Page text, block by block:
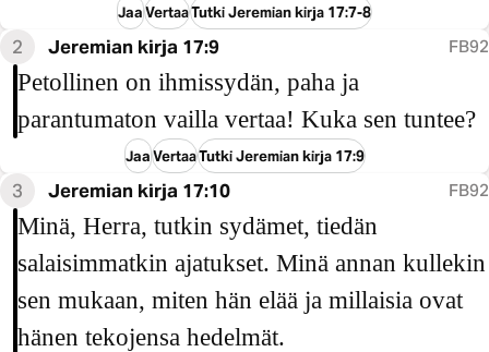
JaaVertaaTutki Jeremian kirja 17:7-8
2 Jeremian kirja 17:9 FB92
Petollinen on ihmissydän, paha ja
parantumaton vailla vertaa! Kuka sen tuntee?
JaaVertaaTutki Jeremian kirja 17:9
3 Jeremian kirja 17:10 FB92
Minä, Herra, tutkin sydämet, tiedän
salaisimmatkin ajatukset. Minä annan kullekin
sen mukaan, miten hän elää ja millaisia ovat
hänen tekojensa hedelmät.